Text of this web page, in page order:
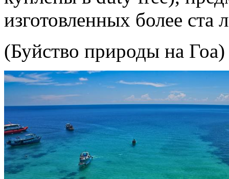
изготовленных более ста
(Буйство природы на Гоа)